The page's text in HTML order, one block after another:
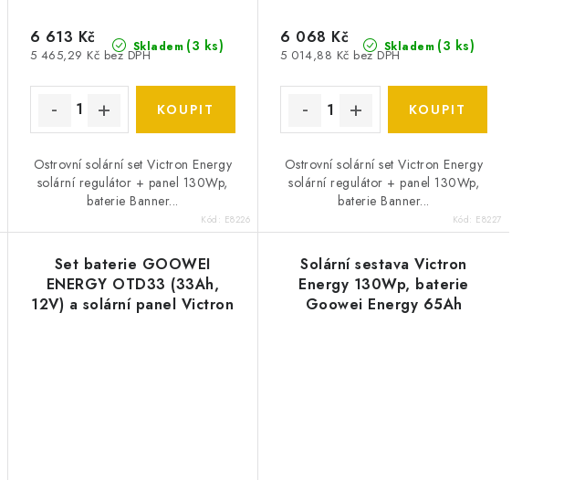
Skladem (3 ks)
5 465,29 Kč bez DPH
6 613 Kč
Ostrovní solární set Victron Energy
solární regulátor + panel 130Wp,
baterie Banner...
Kód: E8226
Skladem (3 ks)
5 014,88 Kč bez DPH
6 068 Kč
Ostrovní solární set Victron Energy
solární regulátor + panel 130Wp,
baterie Banner...
Kód: E8227
Set baterie GOOWEI
ENERGY OTD33 (33Ah,
12V) a solární panel Victron
Solární sestava Victron
Energy 130Wp, baterie
Goowei Energy 65Ah